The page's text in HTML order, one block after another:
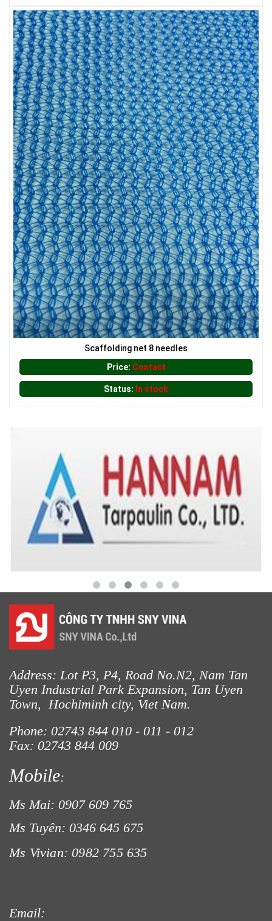
Scaffolding net 8 needles
Price: Contact
Status: In stock
Address: Lot P3, P4, Road No.N2, Nam Tan
Uyen Industrial Park Expansion, Tan Uyen
Town, Hochiminh city, Viet Nam.
Phone: 02743 844 010 - 011 - 012
Fax: 02743 844 009
Mobile:
Ms Mai: 0907 609 765
Ms Tuyên: 0346 645 675
Ms Vivian: 0982 755 635
Email: